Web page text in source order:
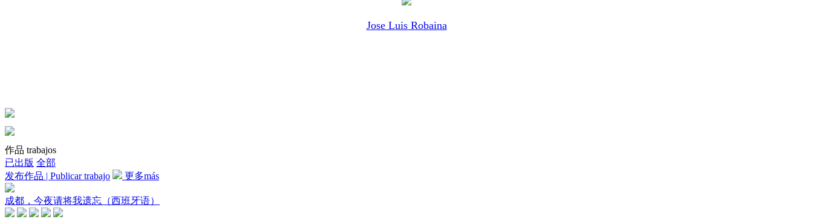
Jose Luis Robaina
作品 trabajos
已出版 全部
发布作品 | Publicar trabajo
更多más
成都，今夜请将我遗忘（西班牙语）